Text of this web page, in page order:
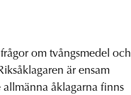
om tvångsmedel och
är ensam
åklagarna finns